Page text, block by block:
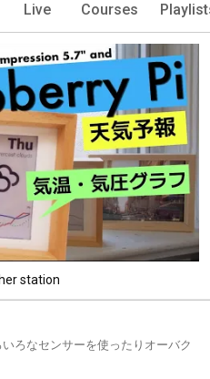
Live Courses
station
ろなセンサーを使ったりオーバク